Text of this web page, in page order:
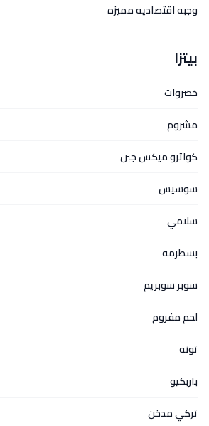
وجبه اقتصاديه مميزه
بيتزا
خضروات
مشروم
كواترو ميكس جبن
سوسيس
سلامي
بسطرمه
سوبر سوبريم
لحم مفروم
تونه
باربكيو
تركي مدخن